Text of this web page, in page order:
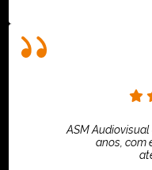
ASM
anos, com